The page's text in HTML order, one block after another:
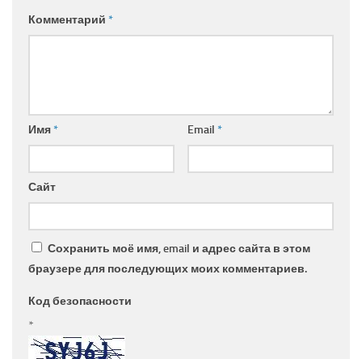
Комментарий *
Имя* Email *
Сайт
Сохранить моё имя, email и адрес сайта в этом
браузере для последующих моих комментариев.
Код безопасности
*